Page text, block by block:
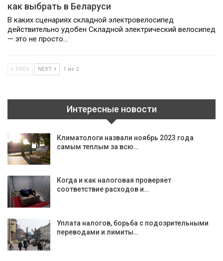
как выбрать в Беларуси
В каких сценариях складной электровелосипед
действительно удобен Складной электрический велосипед
— это не просто…
PREV NEXT 1 из 2
Интересные новости
Климатологи назвали ноябрь 2023 года
самым теплым за всю…
Когда и как налоговая проверяет
соответствие расходов и…
Уплата налогов, борьба с подозрительными
переводами и лимиты…